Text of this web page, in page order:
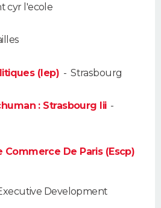
cyr l'ecole
(Iep)-Strasbourg
: Strasbourg Iii-
Commerce De Paris (Escp)
Development